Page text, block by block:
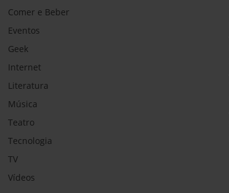
Comer e Beber
Eventos
Geek
Internet
Literatura
Música
Teatro
Tecnologia
TV
Vídeos